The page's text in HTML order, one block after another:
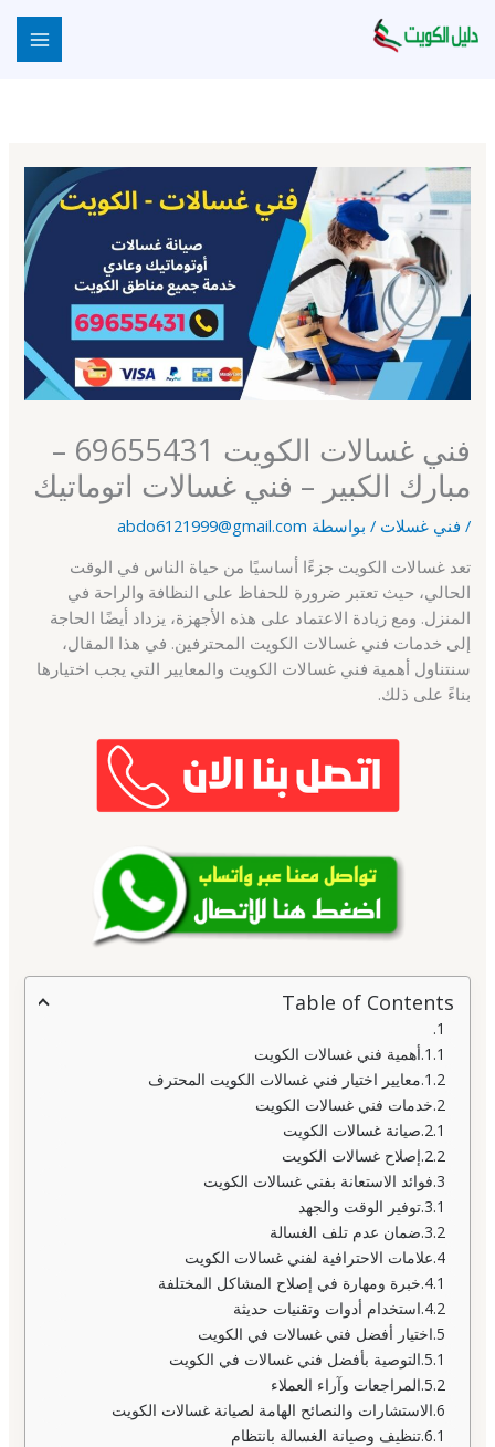
إلى
فني غسالات الكويت 69655431 –
مبارك الكبير – فني غسالات اتوماتيك
/ فني غسلات / بواسطة abdo6121999@gmail.com
تعد غسالات الكويت جزءًا أساسيًا من حياة الناس في الوقت
الحالي، حيث تعتبر ضرورة للحفاظ على النظافة والراحة في
المنزل. ومع زيادة الاعتماد على هذه الأجهزة، يزداد أيضًا الحاجة
إلى خدمات فني غسالات الكويت المحترفين. في هذا المقال،
سنتناول أهمية فني غسالات الكويت والمعايير التي يجب اختيارها
بناءً على ذلك.
Table of Contents
أهمية فني غسالات الكويت
معايير اختيار فني غسالات الكويت المحترف
خدمات فني غسالات الكويت
صيانة غسالات الكويت
إصلاح غسالات الكويت
فوائد الاستعانة بفني غسالات الكويت
توفير الوقت والجهد
ضمان عدم تلف الغسالة
علامات الاحترافية لفني غسالات الكويت
خبرة ومهارة في إصلاح المشاكل المختلفة
استخدام أدوات وتقنيات حديثة
اختيار أفضل فني غسالات في الكويت
التوصية بأفضل فني غسالات في الكويت
المراجعات وآراء العملاء
الاستشارات والنصائح الهامة لصيانة غسالات الكويت
تنظيف وصيانة الغسالة بانتظام